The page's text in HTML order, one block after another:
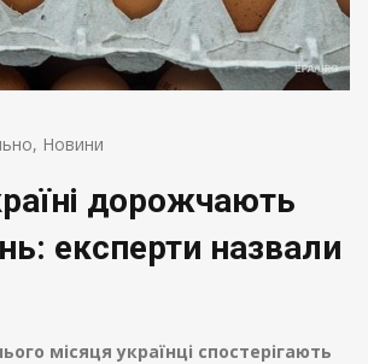
, Новини
дорожчають
експерти назвали
місяця українці спостерігають